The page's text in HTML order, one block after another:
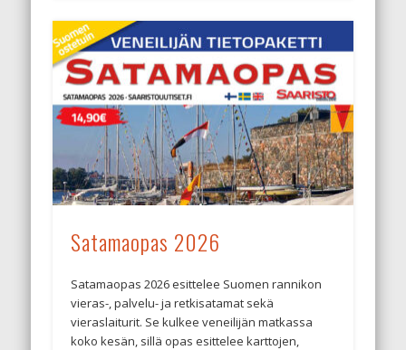
Satamaopas 2026
Satamaopas 2026 esittelee Suomen rannikon
vieras-, palvelu- ja retkisatamat sekä
vieraslaiturit. Se kulkee veneilijän matkassa
koko kesän, sillä opas esittelee karttojen,